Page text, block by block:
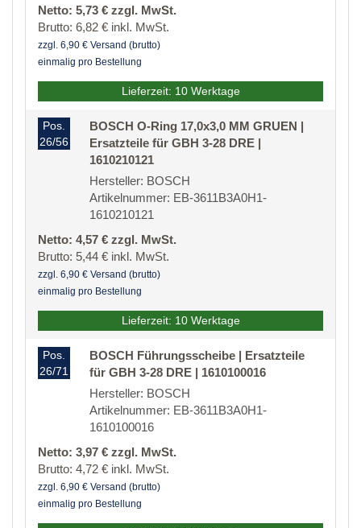
Netto: 5,73 € zzgl. MwSt.
Brutto: 6,82 € inkl. MwSt.
zzgl. 6,90 € Versand (brutto)
einmalig pro Bestellung
Lieferzeit: 10 Werktage
Pos.
26/56
BOSCH O-Ring 17,0x3,0 MM GRUEN |
Ersatzteile für GBH 3-28 DRE |
1610210121
Hersteller: BOSCH
Artikelnummer: EB-3611B3A0H1-
1610210121
Netto: 4,57 € zzgl. MwSt.
Brutto: 5,44 € inkl. MwSt.
zzgl. 6,90 € Versand (brutto)
einmalig pro Bestellung
Lieferzeit: 10 Werktage
Pos.
26/71
BOSCH Führungsscheibe | Ersatzteile
für GBH 3-28 DRE | 1610100016
Hersteller: BOSCH
Artikelnummer: EB-3611B3A0H1-
1610100016
Netto: 3,97 € zzgl. MwSt.
Brutto: 4,72 € inkl. MwSt.
zzgl. 6,90 € Versand (brutto)
einmalig pro Bestellung